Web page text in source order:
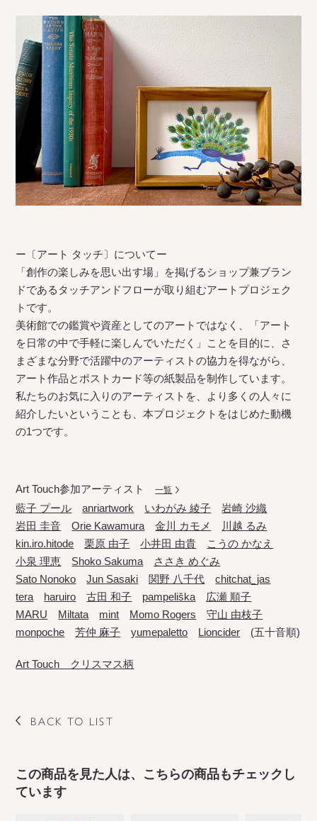
ー〔アート タッチ〕についてー
「創作の楽しみを思い出す場」を掲げるショップ兼ブラン
ドであるタッチアンドフローが取り組むアートプロジェク
トです。
美術館での鑑賞や資産としてのアートではなく、「アート
を日常の中で手軽に楽しんでいただく」ことを目的に、さ
まざまな分野で活躍中のアーティストの協力を得ながら、
アート作品とポストカード等の紙製品を制作しています。
私たちのお気に入りのアーティストを、より多くの人々に
紹介したいということも、本プロジェクトをはじめた動機
の1つです。
Art Touch参加アーティスト一覧
藍子 プール anriartwork いわがみ 綾子
岩崎 沙織
岩田 圭音
Orie Kawamura 金川 カモメ
川越 るみ
kin.iro.hitode
栗原 由子 小井田 由貴
こうの かなえ
小泉 理恵
Shoko Sakuma
ささき めぐみ
Sato Nonoko
Jun Sasaki 関野 八千代
chitchat_jas
tera
haruiro 古田 和子 pampeliška
広瀬 順子
MARU
Miltata mint Momo Rogers
守山 由枝子
monpoche
芳仲 麻子 yumepaletto Lioncider (五十音順)
Art Touch クリスマス柄
BACK TO LIST
この商品を見た人は、こちらの商品もチェックし
ています